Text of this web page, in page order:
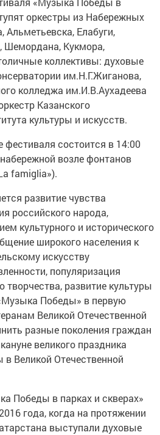
оркестры из Набережных
Альметьевска, Елабуги,
Кукмора,
коллективы: духовые
им.Н.Г.Жиганова,
колледжа им.И.В.Аухадеева
Казанского
культуры и искусств.
состоится в 14:00
возле фонтанов
famiglia»).
развитие чувства
российского народа,
культурного и исторического
широкого населения к
искусству
популяризация
творчества, развитие культуры
Победы» в первую
Великой Отечественной
разные поколения граждан
великого праздника
Великой Отечественной
Победы в парках и скверах»
года, когда на протяжении
выступали духовые